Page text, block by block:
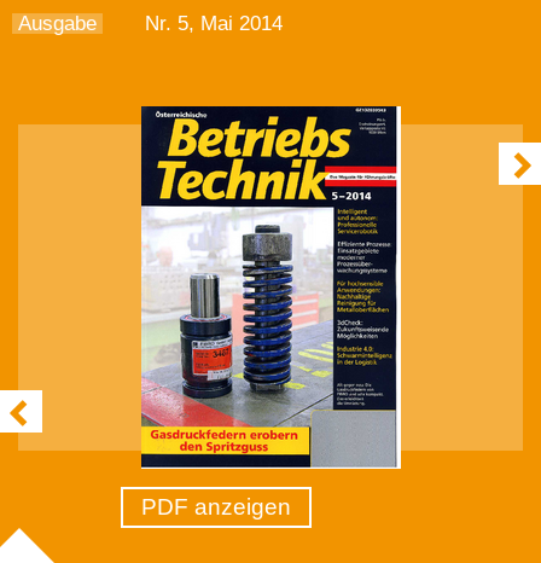
Ausgabe
Nr. 5, Mai 2014
PDF anzeigen